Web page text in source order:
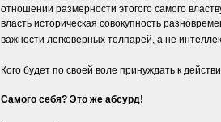
отношении размерности этогого самого
власть историческая совокупность
важности легковерных толпарей, а не
Кого будет по своей воле принуждать к
Самого себя? Это же абсурд!